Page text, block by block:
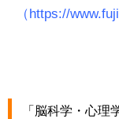
（https://
「脳科学・心理